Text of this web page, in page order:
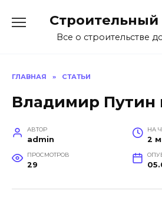
содержанию
Строительный
Все о строительстве
ГЛАВНАЯ » СТАТЬИ
Владимир Путин
АВТОР
admin
НА
2
ПРОСМОТРОВ
29